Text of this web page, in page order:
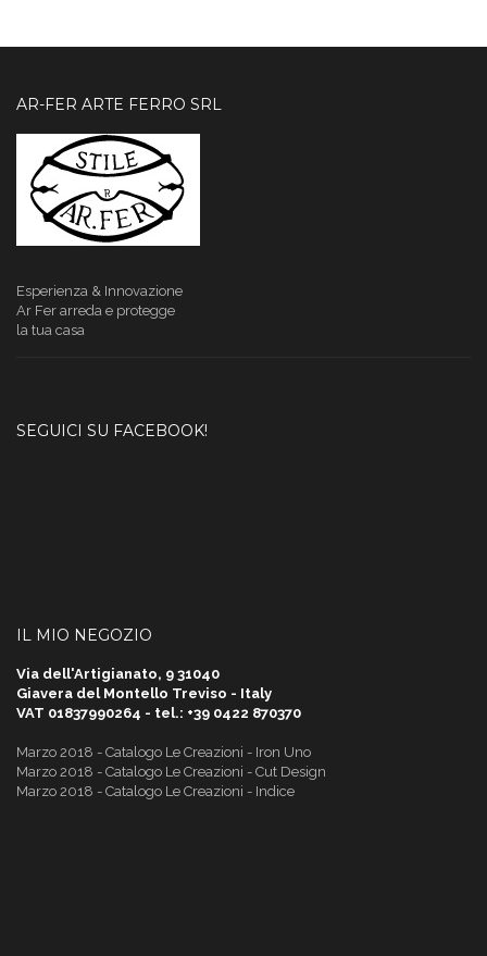
AR-FER ARTE FERRO SRL
Esperienza & Innovazione
Ar Fer arreda e protegge
la tua casa
SEGUICI SU FACEBOOK!
IL MIO NEGOZIO
Via dell'Artigianato, 9 31040
Giavera del Montello Treviso - Italy
VAT 01837990264 - tel.: +39 0422 870370
Marzo 2018 - Catalogo Le Creazioni - Iron Uno
Marzo 2018 - Catalogo Le Creazioni - Cut Design
Marzo 2018 - Catalogo Le Creazioni - Indice